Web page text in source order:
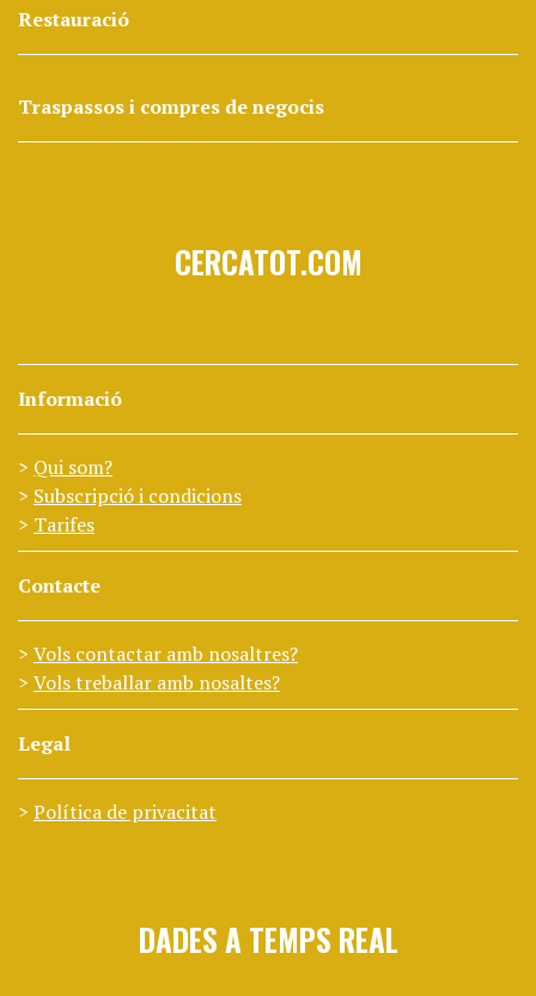
Restauració
Traspassos i compres de negocis
CERCATOT.COM
Informació
Qui som?
Subscripció i condicions
Tarifes
Contacte
Vols contactar amb nosaltres?
Vols treballar amb nosaltes?
Legal
Política de privacitat
DADES A TEMPS REAL